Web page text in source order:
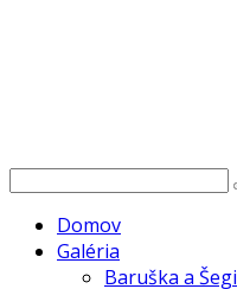
Domov
Galéria
Baruška a Šegi